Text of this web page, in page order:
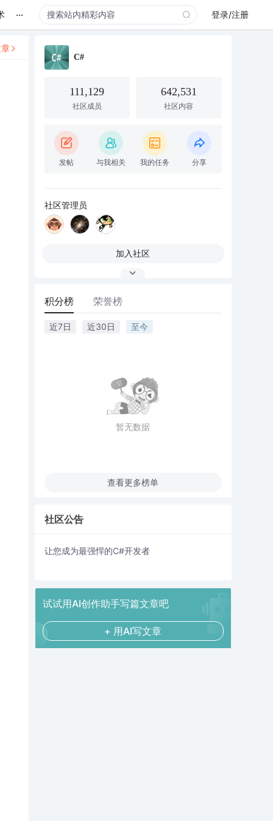
... 登录/注册
C#
111,129
社区成员
642,531
社区内容
发帖 与我相关 我的任务 分享
社区管理员
加入社区
积分榜 荣誉榜
近7日 近30日 至今
暂无数据
查看更多榜单
社区公告
让您成为最强悍的C#开发者
试试用AI创作助手写篇文章吧
+ 用AI写文章